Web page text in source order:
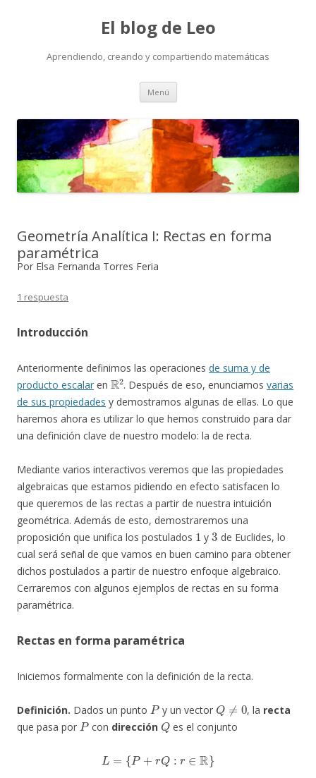
El blog de Leo
Aprendiendo, creando y compartiendo matemáticas
Menú Saltar
contenido
Geometría Analítica I: Rectas en forma
paramétrica
Por Elsa Fernanda Torres Feria
1 respuesta
Introducción
Anteriormente definimos las operaciones de suma y de
producto escalar en
R2
. Después de eso, enunciamosvarias
de sus propiedades y demostramos algunas de ellas. Lo que
haremos ahora es utilizar lo que hemos construido para dar
una definición clave de nuestro modelo: la de recta.
Mediante varios interactivos veremos que las propiedades
algebraicas que estamos pidiendo en efecto satisfacen lo
que queremos de las rectas a partir de nuestra intuición
geométrica. Además de esto, demostraremos una
proposición que unifica los postulados
1
y
3
de Euclides, lo
cual será señal de que vamos en buen camino para obtener
dichos postulados a partir de nuestro enfoque algebraico.
Cerraremos con algunos ejemplos de rectas en su forma
paramétrica.
Rectas en forma paramétrica
Iniciemos formalmente con la definición de la recta.
Definición. Dados un punto
P
y un vector
Q 0
, la recta
que pasa por
P
con dirección
Q
es el conjunto
L= +rQ ∈R